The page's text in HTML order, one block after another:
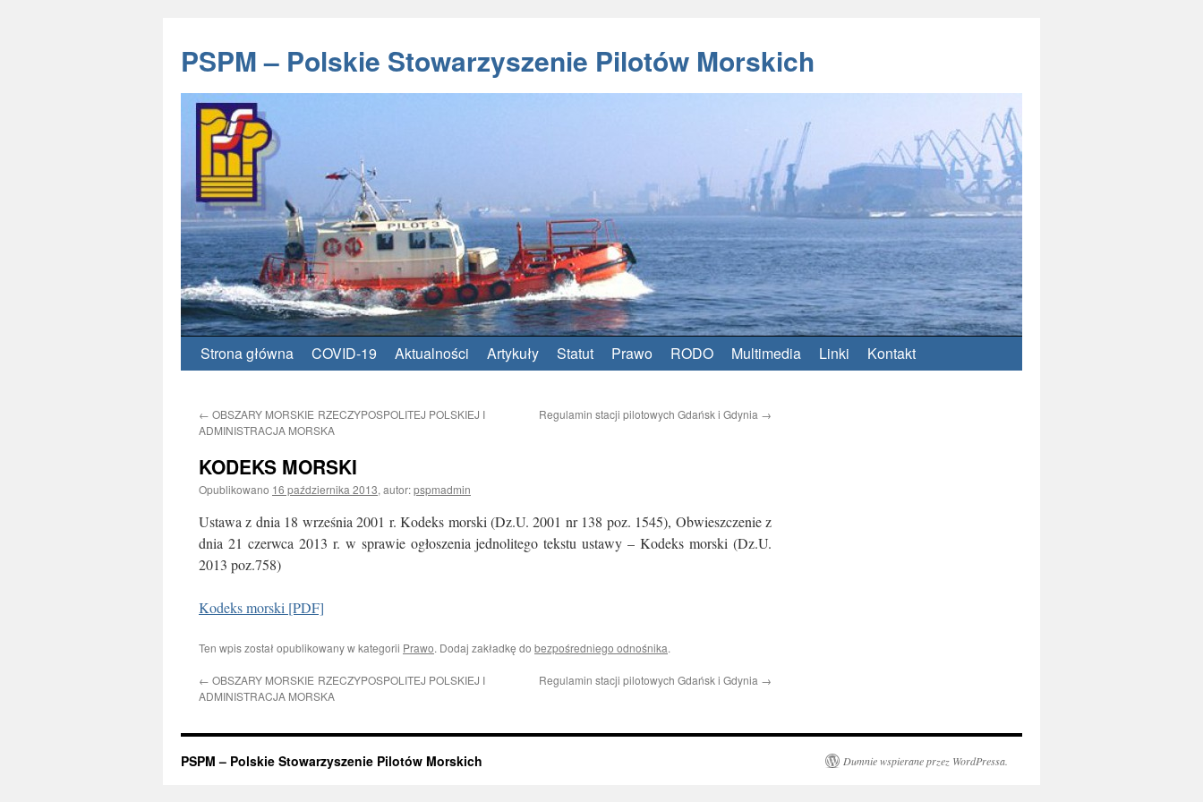
PSPM – Polskie Stowarzyszenie Pilotów Morskich
Przeskocz
treści
Strona główna COVID-19 Aktualności Artykuły Statut Prawo RODO Multimedia Linki Kontakt
← OBSZARY MORSKIE RZECZYPOSPOLITEJ POLSKIEJ I
ADMINISTRACJA MORSKA
Regulamin stacji pilotowych Gdańsk i Gdynia →
KODEKS MORSKI
Opublikowano 16 października 2013, autor:pspmadmin
Ustawa z dnia 18 września 2001 r. Kodeks morski (Dz.U. 2001 nr 138 poz. 1545), Obwieszczenie z
dnia 21 czerwca 2013 r. w sprawie ogłoszenia jednolitego tekstu ustawy – Kodeks morski (Dz.U.
2013 poz.758)
Kodeks morski [PDF]
Ten wpis został opublikowany w kategorii Prawo. Dodaj zakładkę do bezpośredniego odnośnika.
← OBSZARY MORSKIE RZECZYPOSPOLITEJ POLSKIEJ I
ADMINISTRACJA MORSKA
Regulamin stacji pilotowych Gdańsk i Gdynia →
PSPM – Polskie Stowarzyszenie Pilotów Morskich Dumnie wspierane przez WordPressa.